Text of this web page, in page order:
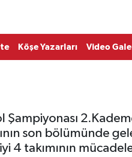
Köşe Yazarları Video
Şampiyonası
son bölümünde
4 takımının